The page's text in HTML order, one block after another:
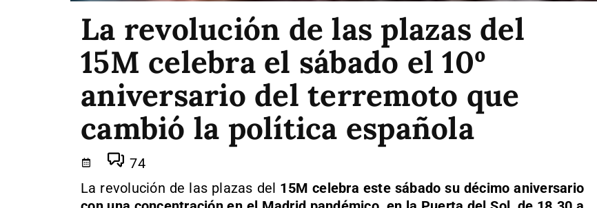
La revolución de las plazas del
15M celebra el sábado el 10º
aniversario del terremoto que
cambió la política española
74
La revolución de las plazas del 15M celebra este sábado su décimo aniversario